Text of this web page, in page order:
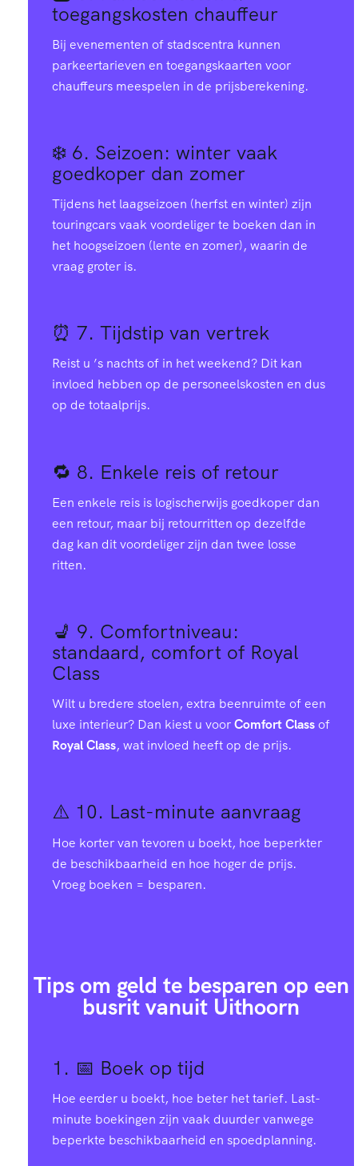
toegangskosten chauffeur
Bij evenementen of stadscentra kunnen
parkeertarieven en toegangskaarten voor
chauffeurs meespelen in de prijsberekening.
❄️ 6. Seizoen: winter vaak
goedkoper dan zomer
Tijdens het laagseizoen (herfst en winter) zijn
touringcars vaak voordeliger te boeken dan in
het hoogseizoen (lente en zomer), waarin de
vraag groter is.
⏰ 7. Tijdstip van vertrek
Reist u ’s nachts of in het weekend? Dit kan
invloed hebben op de personeelskosten en dus
op de totaalprijs.
🔁 8. Enkele reis of retour
Een enkele reis is logischerwijs goedkoper dan
een retour, maar bij retourritten op dezelfde
dag kan dit voordeliger zijn dan twee losse
ritten.
💺 9. Comfortniveau:
standaard, comfort of Royal
Class
Wilt u bredere stoelen, extra beenruimte of een
luxe interieur? Dan kiest u voorComfort Classof
Royal Class, wat invloed heeft op de prijs.
⚠️ 10. Last-minute aanvraag
Hoe korter van tevoren u boekt, hoe beperkter
de beschikbaarheid en hoe hoger de prijs.
Vroeg boeken = besparen.
Tips om geld te besparen op een
busrit vanuit Uithoorn
1. 📅 Boek op tijd
Hoe eerder u boekt, hoe beter het tarief. Last-
minute boekingen zijn vaak duurder vanwege
beperkte beschikbaarheid en spoedplanning.